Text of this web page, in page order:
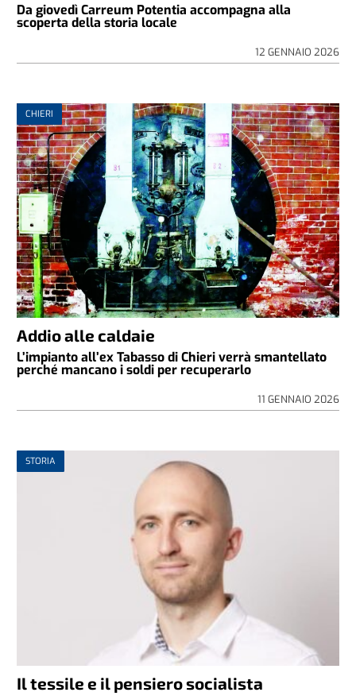
Da giovedì Carreum Potentia accompagna alla
scoperta della storia locale
12 GENNAIO 2026
CHIERI
Addio alle caldaie
L’impianto all’ex Tabasso di Chieri verrà smantellato
perché mancano i soldi per recuperarlo
11 GENNAIO 2026
STORIA
Il tessile e il pensiero socialista